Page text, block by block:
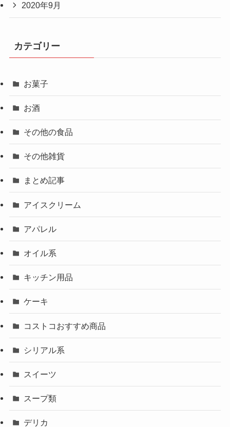
2020年9月
カテゴリー
お菓子
お酒
その他の食品
その他雑貨
まとめ記事
アイスクリーム
アパレル
オイル系
キッチン用品
ケーキ
コストコおすすめ商品
シリアル系
スイーツ
スープ類
デリカ